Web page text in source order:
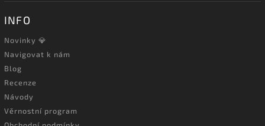
INFO
Novinky 💎
Navigovat k nám
Blog
Recenze
Návody
Věrnostní program